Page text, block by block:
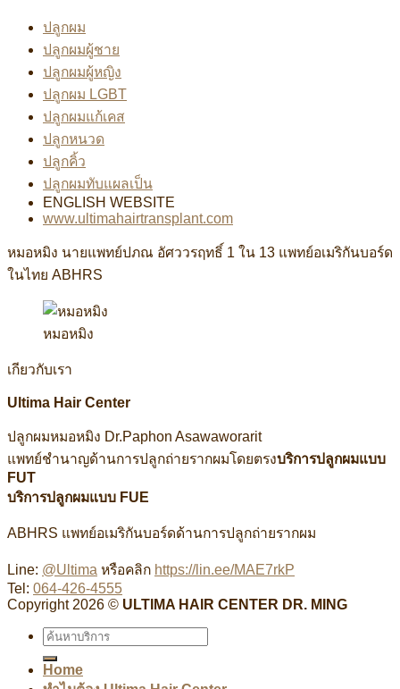
ปลูกผม
ปลูกผมผู้ชาย
ปลูกผมผู้หญิง
ปลูกผม LGBT
ปลูกผมแก้เคส
ปลูกหนวด
ปลูกคิ้ว
ปลูกผมทับแผลเป็น
ENGLISH WEBSITE
www.ultimahairtransplant.com
หมอหมิง นายแพทย์ปภณ อัศววรฤทธิ์ 1 ใน 13 แพทย์อเมริกันบอร์ด
ในไทย ABHRS
หมอหมิง
เกียวกับเรา
Ultima Hair Center
ปลูกผมหมอหมิง Dr.Paphon Asawaworarit
แพทย์ชำนาญด้านการปลูกถ่ายรากผมโดยตรงบริการปลูกผมแบบ
FUT
บริการปลูกผมแบบ FUE
ABHRS แพทย์อเมริกันบอร์ดด้านการปลูกถ่ายรากผม
Line: @Ultima หรือคลิก https://lin.ee/MAE7rkP
Tel: 064-426-4555
Copyright 2026 © ULTIMA HAIR CENTER DR. MING
Home